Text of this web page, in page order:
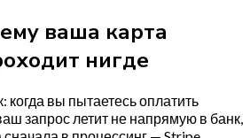
ваша карта
нигде
когда вы пытаетесь оплатить
запрос летит не напрямую в банк,